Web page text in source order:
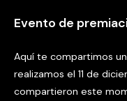
Evento de
Aquí te compartimos
realizamos el 11 de
compartieron este